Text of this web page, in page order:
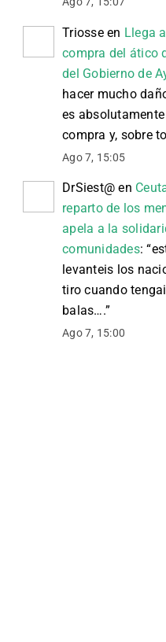
Triosseen Llega
compra del ático
del Gobierno de
hacer mucho
es
compra y, sobre
Ago 7, 15:05
DrSiest@ en
reparto de los
apela a la
comunidades: “
levanteis los
tiro cuando
balas….”
Ago 7, 15:00